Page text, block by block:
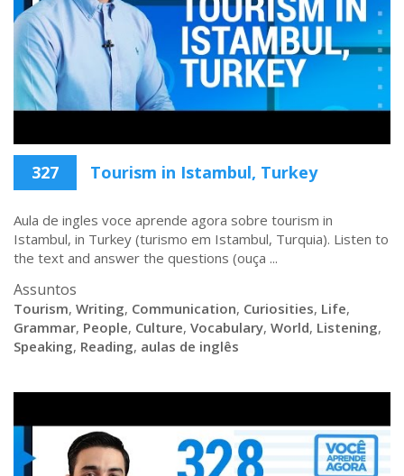
327 Tourism in Istambul, Turkey
Aula de ingles voce aprende agora sobre tourism in
Istambul, in Turkey (turismo em Istambul, Turquia). Listen to
the text and answer the questions (ouça ...
Assuntos
Tourism, Writing, Communication, Curiosities, Life,
Grammar, People, Culture, Vocabulary, World, Listening,
Speaking, Reading, aulas de inglês